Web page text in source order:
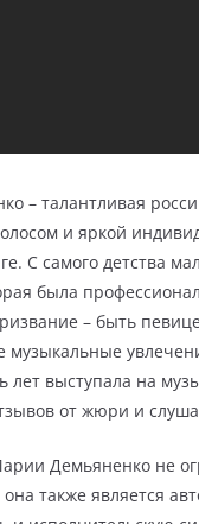
– талантливая
и яркой
С самого детства
была
– быть
музыкальные
лет выступала на
от жюри и
Демьяненко не
также является